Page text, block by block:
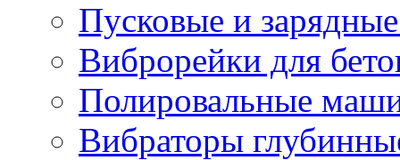
Пусковые и
Виброрейки для
Полировальные
Вибраторы